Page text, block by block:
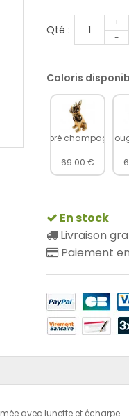
Qté :
+
-
Coloris
Dopré champagne
69.00 €
En stock
Livraison
Paiement
avec lunette et écharpe